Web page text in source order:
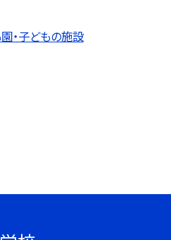
・子どもの施設